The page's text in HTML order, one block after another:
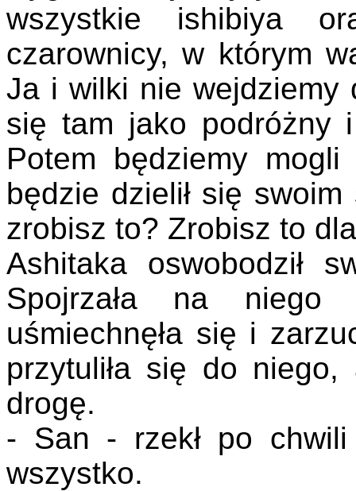
wszystkie ishibiya
czarownicy, w którym
Ja i wilki nie wejdziemy
się tam jako podróżny
Potem będziemy
będzie dzielił się
zrobisz to? Zrobisz to
Ashitaka oswobodził
Spojrzała na
uśmiechnęła się i
przytuliła się do
drogę.
- San - rzekł po
wszystko.